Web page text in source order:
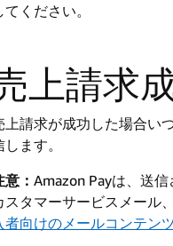
てください。
上請求
上請求が成功した場合い
します。
意： Amazon Payは、送
スタマーサービスメール
者向けのメールコンテン